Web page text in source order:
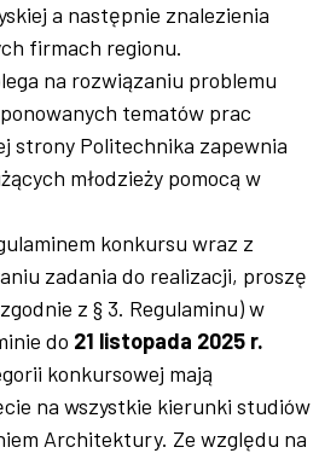
a następnie znalezienia
firmach regionu.
na rozwiązaniu problemu
tematów prac
strony Politechnika zapewnia
młodzieży pomocą w
konkursu wraz z
zadania do realizacji, proszę
z § 3. Regulaminu) w
do 21 listopada 2025 r.
konkursowej mają
na wszystkie kierunki studiów
Architektury. Ze względu na